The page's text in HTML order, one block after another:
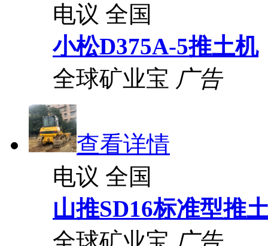
电议 全国
小松D375A-5推土机
全球矿业宝 广告
查看详情
电议 全国
山推SD16标准型推
全球矿业宝 广告